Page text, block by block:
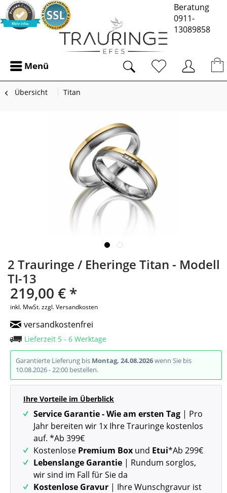
Beratung
0911-
13089858
Menü
Übersicht Titan
2 Trauringe / Eheringe Titan - Modell
TI-13
219,00 € *
inkl. MwSt.zzgl. Versandkosten
versandkostenfrei
Lieferzeit 5 - 6 Werktage
Garantierte Lieferung bis Montag, 24.08.2026wenn Sie bis
10.08.2026 - 22:00 bestellen.
Ihre Vorteile im Überblick
Service Garantie - Wie am ersten Tag | Pro
Jahr bereiten wir 1x Ihre Trauringe kostenlos
auf. *Ab 399€
Kostenlose Premium Box und Etui*Ab 299€
Lebenslange Garantie | Rundum sorglos,
wir sind im Fall für Sie da
Kostenlose Gravur | Ihre Wunschgravur ist